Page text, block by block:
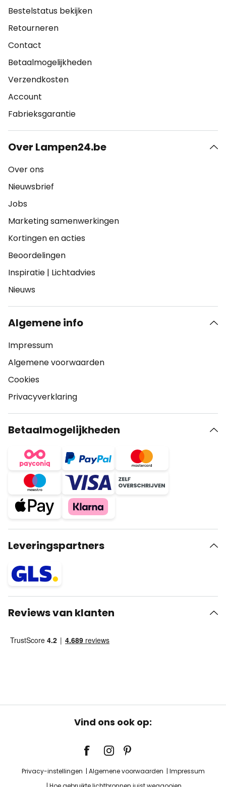
Bestelstatus bekijken
Retourneren
Contact
Betaalmogelijkheden
Verzendkosten
Account
Fabrieksgarantie
Over Lampen24.be
Over ons
Nieuwsbrief
Jobs
Marketing samenwerkingen
Kortingen en acties
Beoordelingen
Inspiratie | Lichtadvies
Nieuws
Algemene info
Impressum
Algemene voorwaarden
Cookies
Privacyverklaring
Betaalmogelijkheden
Leveringspartners
Reviews van klanten
Vind ons ook op:
Privacy-instellingen Algemene voorwaarden
Impressum